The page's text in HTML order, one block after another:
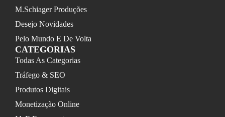
M.Schiager Produções
Desejo Novidades
Pelo Mundo E De Volta
CATEGORIAS
Todas As Categorias
Tráfego & SEO
Produtos Digitais
Monetização Online